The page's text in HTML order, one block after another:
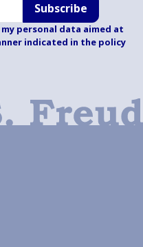
Subscribe
personal data aimed at
indicated in the policy